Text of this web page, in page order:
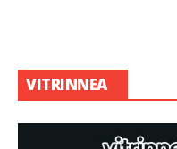
VITRINNEA